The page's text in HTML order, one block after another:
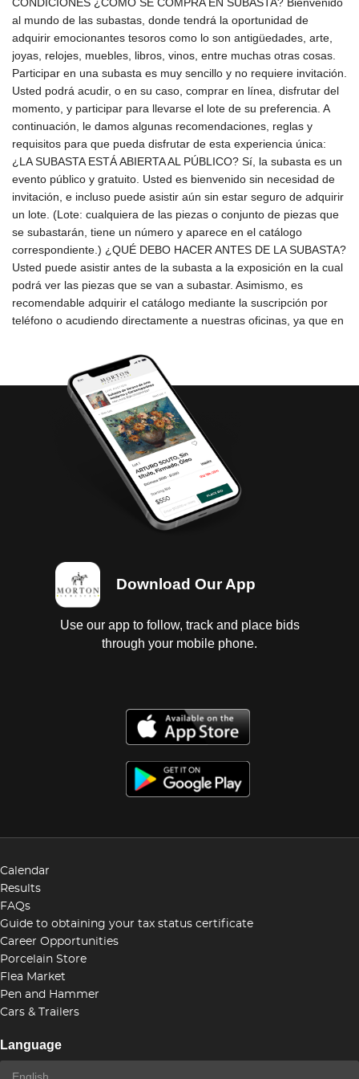
Download Our App
Use our app to follow, track and place bids
through your mobile phone.
Calendar
Results
FAQs
Guide to obtaining your tax status certificate
Career Opportunities
Porcelain Store
Flea Market
Pen and Hammer
Cars & Trailers
Language